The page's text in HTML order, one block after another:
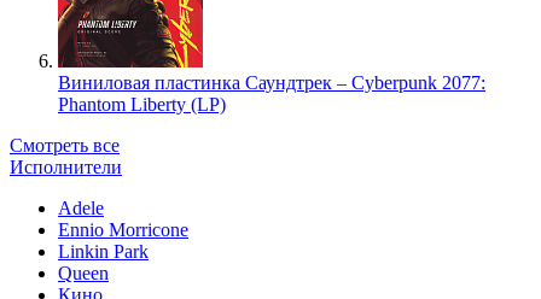
Виниловая пластинка Саундтрек – Cyberpunk 2077:
Phantom Liberty (LP)
Смотреть все
Исполнители
Adele
Ennio Morricone
Linkin Park
Queen
Кино